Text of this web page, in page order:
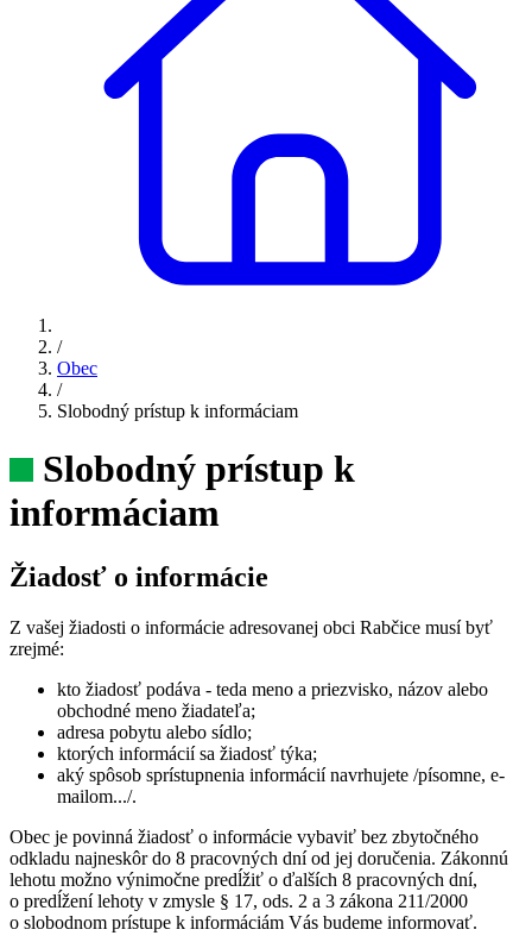
/
Obec
/
Slobodný prístup k informáciam
Slobodný prístup k
informáciam
Žiadosť o informácie
Z vašej žiadosti o informácie adresovanej obci Rabčice musí byť
zrejmé:
kto žiadosť podáva - teda meno a priezvisko, názov alebo
obchodné meno žiadateľa;
adresa pobytu alebo sídlo;
ktorých informácií sa žiadosť týka;
aký spôsob sprístupnenia informácií navrhujete /písomne, e-
mailom.../.
Obec je povinná žiadosť o informácie vybaviť bez zbytočného
odkladu najneskôr do 8 pracovných dní od jej doručenia. Zákonnú
lehotu možno výnimočne predĺžiť o ďalších 8 pracovných dní,
o predĺžení lehoty v zmysle § 17, ods. 2 a 3 zákona 211/2000
o slobodnom prístupe k informáciám Vás budeme informovať.